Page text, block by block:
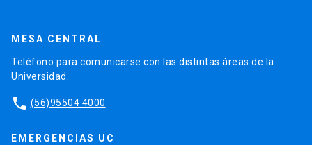
MESA CENTRAL
Teléfono para comunicarse con las distintas áreas de la
Universidad.
phone (56)95504 4000
EMERGENCIAS UC